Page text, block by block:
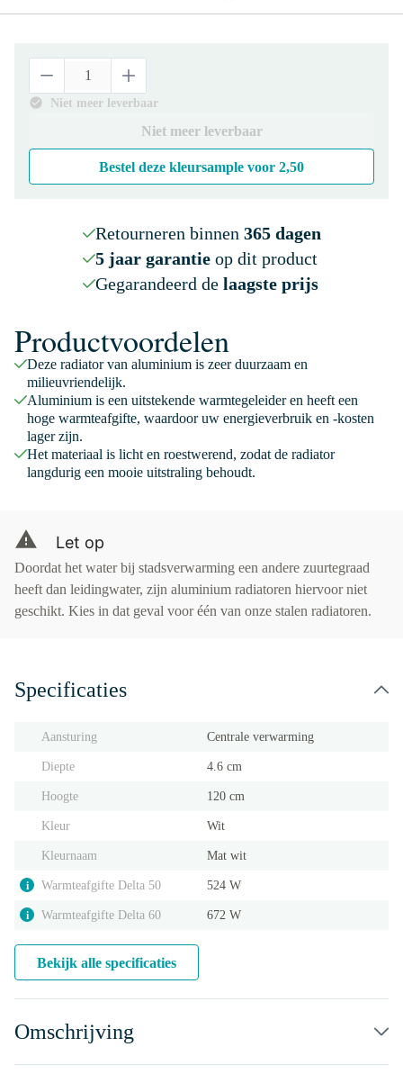
Niet meer leverbaar
Niet meer leverbaar
Bestel deze kleursample voor 2,50
Retourneren binnen 365 dagen
5 jaar garantieop dit product
Gegarandeerd de laagste prijs
Productvoordelen
Deze radiator van aluminium is zeer duurzaam en
milieuvriendelijk.
Aluminium is een uitstekende warmtegeleider en heeft een
hoge warmteafgifte, waardoor uw energieverbruik en -kosten
lager zijn.
Het materiaal is licht en roestwerend, zodat de radiator
langdurig een mooie uitstraling behoudt.
Let op
Doordat het water bij stadsverwarming een andere zuurtegraad
heeft dan leidingwater, zijn aluminium radiatoren hiervoor niet
geschikt. Kies in dat geval voor één van onze stalen radiatoren.
Specificaties
Aansturing Centrale verwarming
Diepte 4.6 cm
Hoogte 120 cm
Kleur Wit
Kleurnaam Mat wit
i Warmteafgifte Delta 50 524 W
i Warmteafgifte Delta 60 672 W
Bekijk alle specificaties
Omschrijving